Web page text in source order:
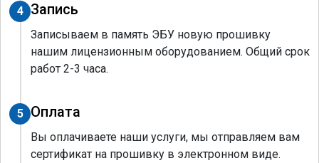
4 Запись
Записываем в память ЭБУ новую прошивку
нашим лицензионным оборудованием. Общий срок
работ 2-3 часа.
5 Оплата
Вы оплачиваете наши услуги, мы отправляем вам
сертификат на прошивку в электронном виде.